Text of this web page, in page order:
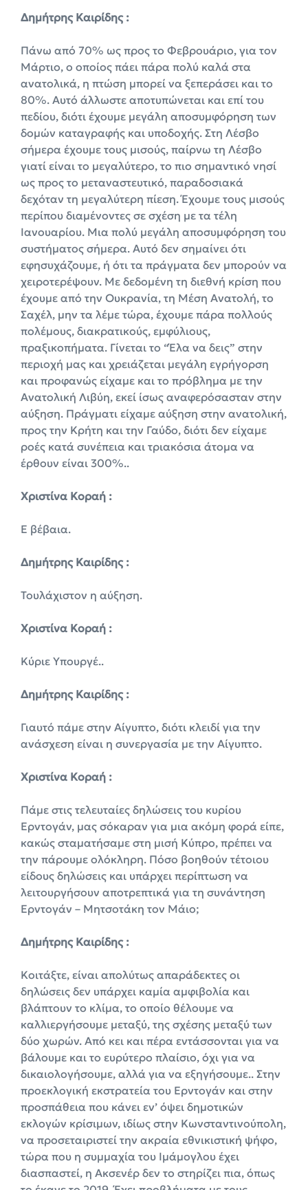
Δημήτρης Καιρίδης :
Πάνω από 70% ως προς το Φεβρουάριο, για τον
Μάρτιο, ο οποίος πάει πάρα πολύ καλά στα
ανατολικά, η πτώση μπορεί να ξεπεράσει και το
80%. Αυτό άλλωστε αποτυπώνεται και επί του
πεδίου, διότι έχουμε μεγάλη αποσυμφόρηση των
δομών καταγραφής και υποδοχής. Στη Λέσβο
σήμερα έχουμε τους μισούς, παίρνω τη Λέσβο
γιατί είναι το μεγαλύτερο, το πιο σημαντικό νησί
ως προς το μεταναστευτικό, παραδοσιακά
δεχόταν τη μεγαλύτερη πίεση. Έχουμε τους μισούς
περίπου διαμένοντες σε σχέση με τα τέλη
Ιανουαρίου. Μια πολύ μεγάλη αποσυμφόρηση του
συστήματος σήμερα. Αυτό δεν σημαίνει ότι
εφησυχάζουμε, ή ότι τα πράγματα δεν μπορούν να
χειροτερέψουν. Με δεδομένη τη διεθνή κρίση που
έχουμε από την Ουκρανία, τη Μέση Ανατολή, το
Σαχέλ, μην τα λέμε τώρα, έχουμε πάρα πολλούς
πολέμους, διακρατικούς, εμφύλιους,
πραξικοπήματα. Γίνεται το “Έλα να δεις” στην
περιοχή μας και χρειάζεται μεγάλη εγρήγορση
και προφανώς είχαμε και το πρόβλημα με την
Ανατολική Λιβύη, εκεί ίσως αναφερόσασταν στην
αύξηση. Πράγματι είχαμε αύξηση στην ανατολική,
προς την Κρήτη και την Γαύδο, διότι δεν είχαμε
ροές κατά συνέπεια και τριακόσια άτομα να
έρθουν είναι 300%..
Χριστίνα Κοραή :
Ε βέβαια.
Δημήτρης Καιρίδης :
Τουλάχιστον η αύξηση.
Χριστίνα Κοραή :
Κύριε Υπουργέ..
Δημήτρης Καιρίδης :
Γιαυτό πάμε στην Αίγυπτο, διότι κλειδί για την
ανάσχεση είναι η συνεργασία με την Αίγυπτο.
Χριστίνα Κοραή :
Πάμε στις τελευταίες δηλώσεις του κυρίου
Ερντογάν, μας σόκαραν για μια ακόμη φορά είπε,
κακώς σταματήσαμε στη μισή Κύπρο, πρέπει να
την πάρουμε ολόκληρη. Πόσο βοηθούν τέτοιου
είδους δηλώσεις και υπάρχει περίπτωση να
λειτουργήσουν αποτρεπτικά για τη συνάντηση
Ερντογάν – Μητσοτάκη τον Μάιο;
Δημήτρης Καιρίδης :
Κοιτάξτε, είναι απολύτως απαράδεκτες οι
δηλώσεις δεν υπάρχει καμία αμφιβολία και
βλάπτουν το κλίμα, το οποίο θέλουμε να
καλλιεργήσουμε μεταξύ, της σχέσης μεταξύ των
δύο χωρών. Από κει και πέρα εντάσσονται για να
βάλουμε και το ευρύτερο πλαίσιο, όχι για να
δικαιολογήσουμε, αλλά για να εξηγήσουμε.. Στην
προεκλογική εκστρατεία του Ερντογάν και στην
προσπάθεια που κάνει εν’ όψει δημοτικών
εκλογών κρίσιμων, ιδίως στην Κωνσταντινούπολη,
να προσεταιριστεί την ακραία εθνικιστική ψήφο,
τώρα που η συμμαχία του Ιμάμογλου έχει
διασπαστεί, η Ακσενέρ δεν το στηρίζει πια, όπως